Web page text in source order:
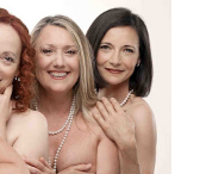
per il secondo anno
di applaudire i
per la quarta
Järvi (affiancato